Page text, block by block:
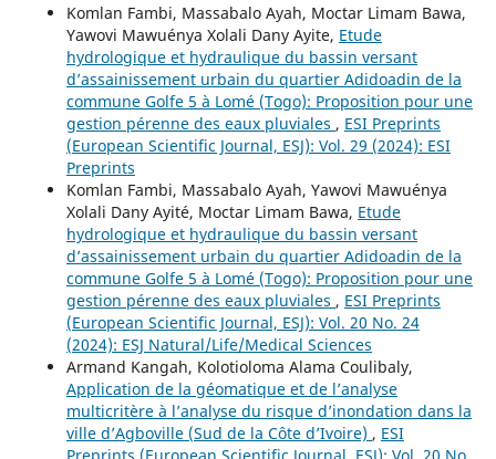
Komlan Fambi, Massabalo Ayah, Moctar Limam Bawa,
Yawovi Mawuénya Xolali Dany Ayite, Etude
hydrologique et hydraulique du bassin versant
d’assainissement urbain du quartier Adidoadin de la
commune Golfe 5 à Lomé (Togo): Proposition pour une
gestion pérenne des eaux pluviales , ESI Preprints
(European Scientific Journal, ESJ): Vol. 29 (2024): ESI
Preprints
Komlan Fambi, Massabalo Ayah, Yawovi Mawuénya
Xolali Dany Ayité, Moctar Limam Bawa, Etude
hydrologique et hydraulique du bassin versant
d’assainissement urbain du quartier Adidoadin de la
commune Golfe 5 à Lomé (Togo): Proposition pour une
gestion pérenne des eaux pluviales , ESI Preprints
(European Scientific Journal, ESJ): Vol. 20 No. 24
(2024): ESJ Natural/Life/Medical Sciences
Armand Kangah, Kolotioloma Alama Coulibaly,
Application de la géomatique et de l’analyse
multicritère à l’analyse du risque d’inondation dans la
ville d’Agboville (Sud de la Côte d’Ivoire) , ESI